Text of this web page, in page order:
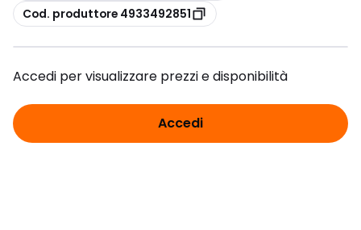
copia
Cod. produttore 4933492851
Accedi per visualizzare prezzi e disponibilità
Accedi